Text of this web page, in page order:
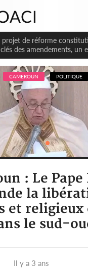
projet de réforme
des amendements, un
CAMEROUN POLITIQUE
: Le
la
et religieux
le sud-
Il y a 3 ans